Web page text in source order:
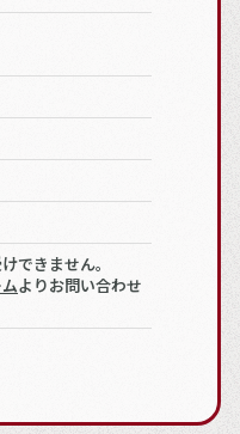
できません。
よりお問い合わせ